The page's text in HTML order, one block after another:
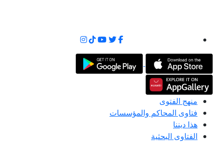
منهج الفتوى
فتاوى المحاكم والمؤسسات
هذا ديننا
الفتاوى البحثية